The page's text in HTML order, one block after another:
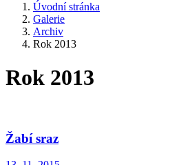
Úvodní stránka
Galerie
Archiv
Rok 2013
Rok 2013
Žabí sraz